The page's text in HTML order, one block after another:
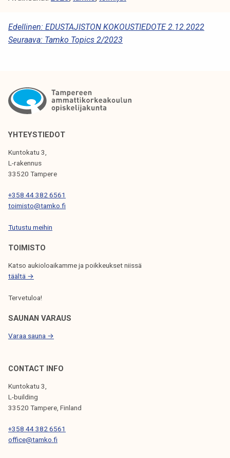
A
R
K
K
E
L
I
E
N
E
L
A
U
S
Edellinen: EDUSTAJISTON KOKOUSTIEDOTE 2.12.2022
Seuraava: Tamko Topics 2/2023
YHTEYSTIEDOT
Kuntokatu 3,
L-rakennus
33520 Tampere
+358 44 382 6561
toimisto@tamko.fi
Tutustu meihin
TOIMISTO
Katso aukioloaikamme ja poikkeukset niissä
täältä →
Tervetuloa!
SAUNAN VARAUS
Varaa sauna →
CONTACT INFO
Kuntokatu 3,
L-building
33520 Tampere, Finland
+358 44 382 6561
office@tamko.fi